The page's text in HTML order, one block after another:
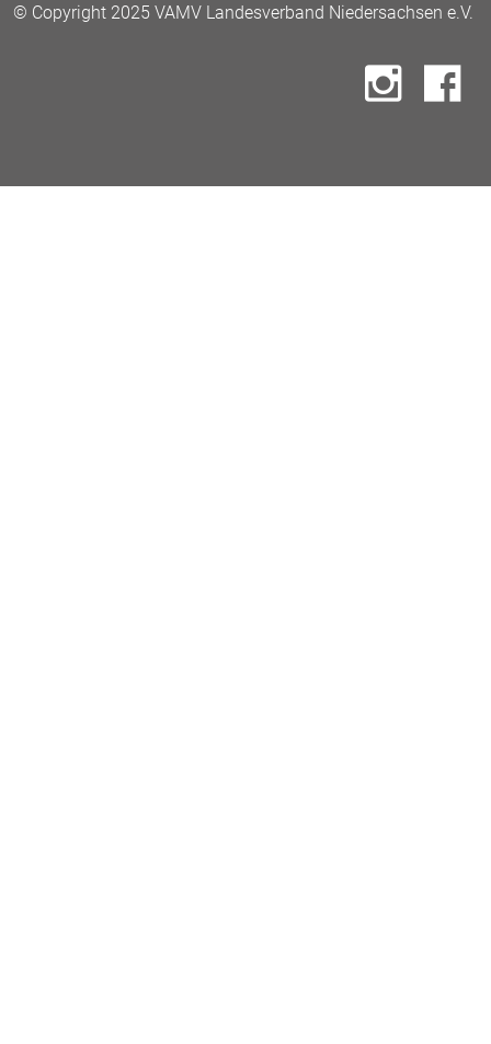
© Copyright 2025 VAMV Landesverband Niedersachsen e.V.